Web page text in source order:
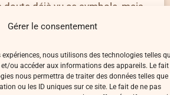
Gérer le consentement
nous utilisons des technologies telles
et/ou accéder aux informations des appareils. Le fait
nous permettra de traiter des données telles que
ou les ID uniques sur ce site. Le fait de ne pas
doute déjà vu ce symbole, mais
réellement…
DE
L’ARBRE